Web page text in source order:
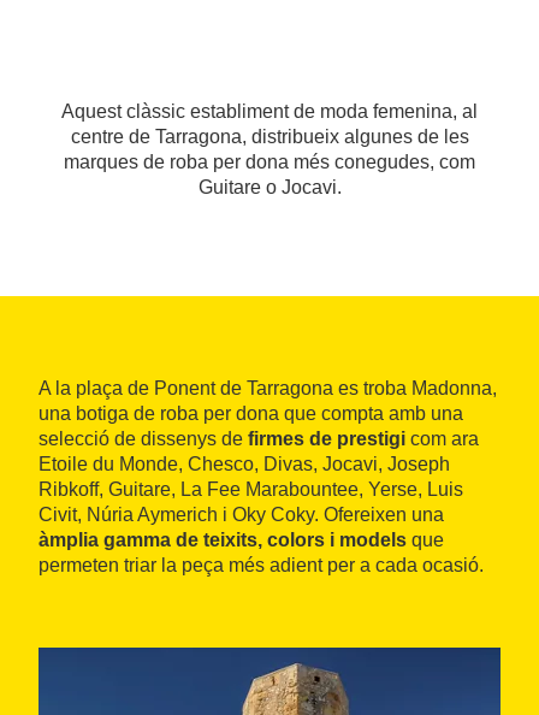
Aquest clàssic establiment de moda femenina, al
centre de Tarragona, distribueix algunes de les
marques de roba per dona més conegudes, com
Guitare o Jocavi.
A la plaça de Ponent de Tarragona es troba Madonna,
una botiga de roba per dona que compta amb una
selecció de dissenys de firmes de prestigi com ara
Etoile du Monde, Chesco, Divas, Jocavi, Joseph
Ribkoff, Guitare, La Fee Marabountee, Yerse, Luis
Civit, Núria Aymerich i Oky Coky. Ofereixen una
àmplia gamma de teixits, colors i models que
permeten triar la peça més adient per a cada ocasió.